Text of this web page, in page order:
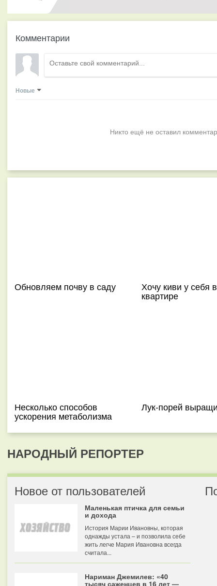
Комментарии
Новые
Никто ещё не оставил
Обновляем почву в саду Хочу киви у себя в
квартире
Несколько способов
ускорения метаболизма
Лук-порей
НАРОДНЫЙ РЕПОРТЕР
Новое от пользователей
Маленькая птичка для семьи
и дохода
История Марии Ивановны, которая
однажды устала – и позволила себе
жить легче Мария Ивановна всегда
считала...
Нариман Джемилев: «40
тысяч саженцев в 16 лет —